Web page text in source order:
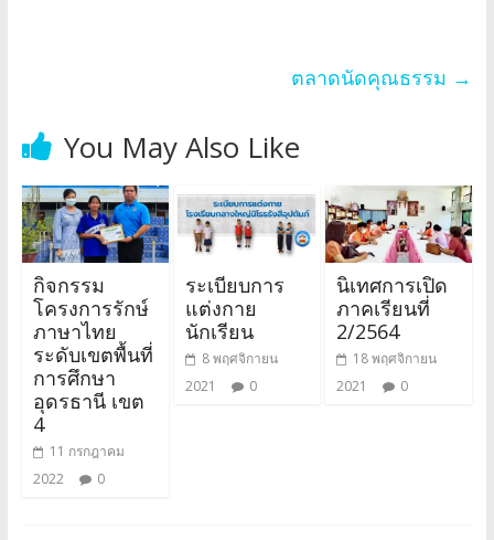
ตลาดนัดคุณธรรม →
You May Also Like
กิจกรรม
โครงการรักษ์
ภาษาไทย
ระดับเขตพื้นที่
การศึกษา
อุดรธานี เขต
4
11 กรกฎาคม
2022
0
ระเบียบการ
แต่งกาย
นักเรียน
8 พฤศจิกายน
2021
0
นิเทศการเปิด
ภาคเรียนที่
2/2564
18 พฤศจิกายน
2021
0